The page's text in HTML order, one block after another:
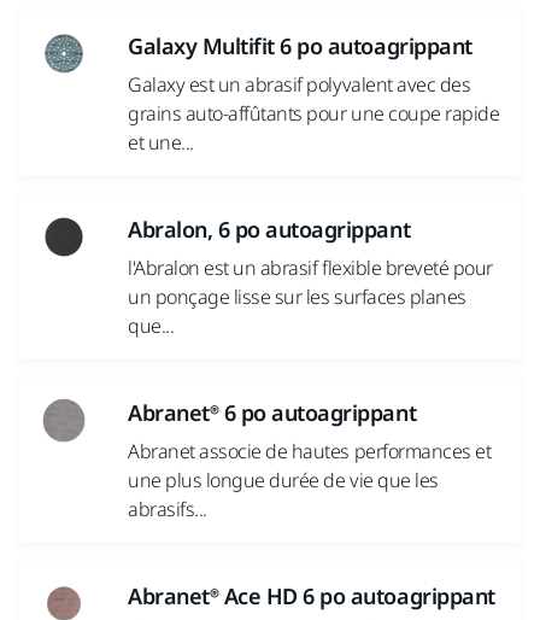
Galaxy Multifit 6 po autoagrippant
Galaxy est un abrasif polyvalent avec des
grains auto-affûtants pour une coupe rapide
et une...
Abralon, 6 po autoagrippant
l'Abralon est un abrasif flexible breveté pour
un ponçage lisse sur les surfaces planes
que...
Abranet® 6 po autoagrippant
Abranet associe de hautes performances et
une plus longue durée de vie que les
abrasifs...
Abranet® Ace HD 6 po autoagrippant